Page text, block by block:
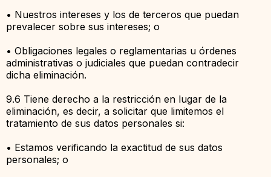
• Nuestros intereses y los de terceros que puedan
prevalecer sobre sus intereses; o
• Obligaciones legales o reglamentarias u órdenes
administrativas o judiciales que puedan contradecir
dicha eliminación.
9.6 Tiene derecho a la restricción en lugar de la
eliminación, es decir, a solicitar que limitemos el
tratamiento de sus datos personales si:
• Estamos verificando la exactitud de sus datos
personales; o